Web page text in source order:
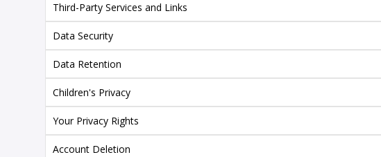
Third-Party Services and Links
Data Security
Data Retention
Children's Privacy
Your Privacy Rights
Account Deletion